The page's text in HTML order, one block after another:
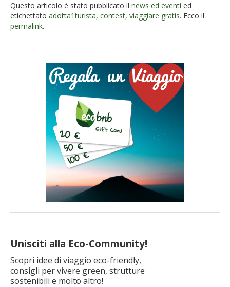
Questo articolo è stato pubblicato il news ed eventi ed
etichettato adotta1turista, contest, viaggiare gratis. Ecco il
permalink.
Unisciti alla Eco-Community!
Scopri idee di viaggio eco-friendly,
consigli per vivere green, strutture
sostenibili e molto altro!